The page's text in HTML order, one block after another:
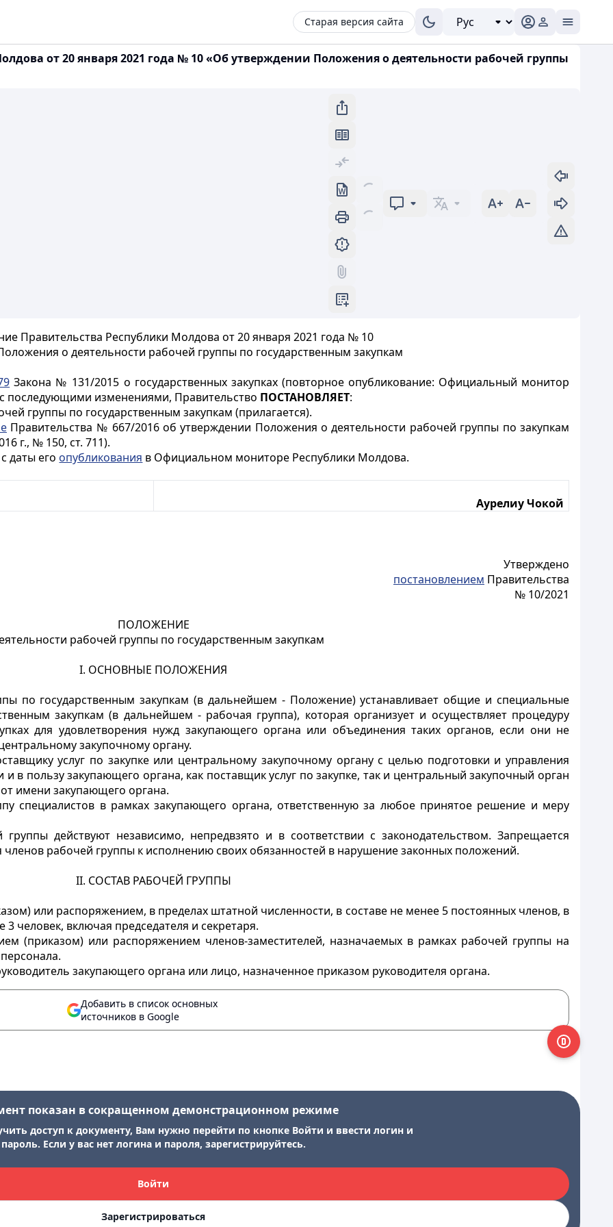
Старая версия сайта
от 20 января 2021 года № 10 «Об утверждении Положения о деятельности рабочей группы
Правительства Республики Молдова от 20 января 2021 года № 10
о деятельности рабочей группы по государственным закупкам
Закона № 131/2015 о государственных закупках (повторное опубликование: Официальный монитор
последующими изменениями, Правительство ПОСТАНОВЛЯЕТ:
группы по государственным закупкам (прилагается).
Правительства № 667/2016 об утверждении Положения о деятельности рабочей группы по закупкам
г., № 150, ст. 711).
даты его опубликования в Официальном мониторе Республики Молдова.
Аурелиу Чокой
Утверждено
постановлением Правительства
№ 10/2021
ПОЛОЖЕНИЕ
рабочей группы по государственным закупкам
I. ОСНОВНЫЕ ПОЛОЖЕНИЯ
по государственным закупкам (в дальнейшем - Положение) устанавливает общие и специальные
закупкам (в дальнейшем - рабочая группа), которая организует и осуществляет процедуру
для удовлетворения нужд закупающего органа или объединения таких органов, если они не
закупочному органу.
услуг по закупке или центральному закупочному органу с целью подготовки и управления
в пользу закупающего органа, как поставщик услуг по закупке, так и центральный закупочный орган
имени закупающего органа.
специалистов в рамках закупающего органа, ответственную за любое принятое решение и меру
действуют независимо, непредвзято и в соответствии с законодательством. Запрещается
рабочей группы к исполнению своих обязанностей в нарушение законных положений.
II. СОСТАВ РАБОЧЕЙ ГРУППЫ
или распоряжением, в пределах штатной численности, в составе не менее 5 постоянных членов, в
человек, включая председателя и секретаря.
(приказом) или распоряжением членов-заместителей, назначаемых в рамках рабочей группы на
закупающего органа или лицо, назначенное приказом руководителя органа.
Добавить в список основных
источников в Google
показан в сокращенном демонстрационном режиме
доступ к документу, Вам нужно перейти по кнопке Войти и ввести логин и
пароль. Если у вас нет логина и пароля, зарегистрируйтесь.
Войти
Зарегистрироваться